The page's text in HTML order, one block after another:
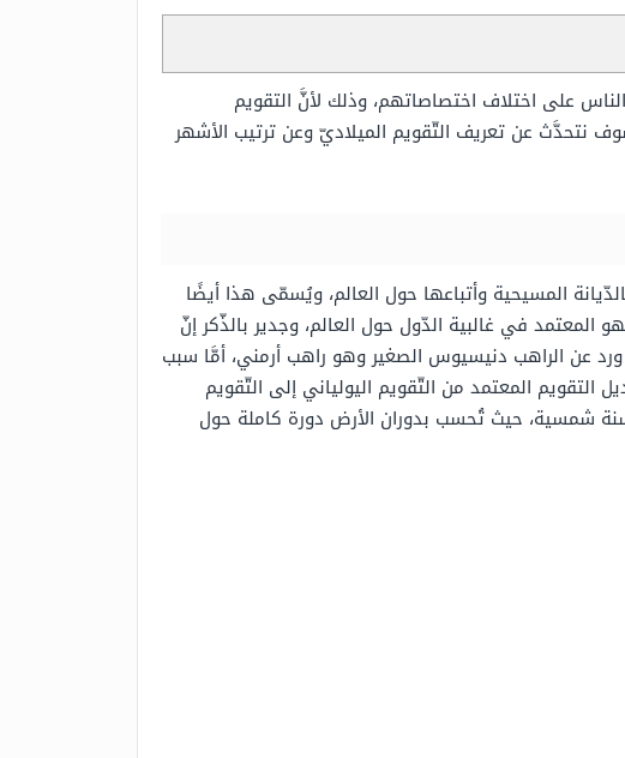
على اختلاف اختصاصاتهم، وذلك لأنَّ التقويم
نتحدَّث عن تعريف التّقويم الميلاديّ وعن ترتيب الأشهر
المسيحية وأتباعها حول العالم، ويُسمّى هذا أيضًا
المعتمد في غالبية الدّول حول العالم، وجدير بالذّكر إنّ
عن الراهب دنيسيوس الصغير وهو راهب أرمني، أمَّا سبب
المعتمد من التّقويم اليولياني إلى التّقويم
شمسية، حيث تُحسب بدوران الأرض دورة كاملة حول